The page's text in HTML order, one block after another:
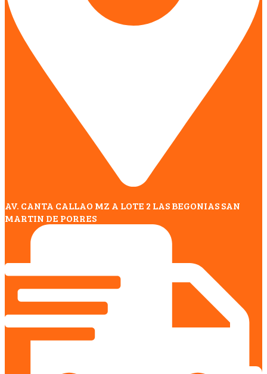
AV. CANTA CALLAO MZ A LOTE 2 LAS BEGONIAS SAN
MARTIN DE PORRES